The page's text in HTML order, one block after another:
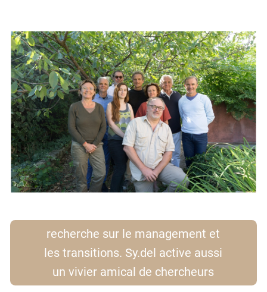
Nous ne sommes pas seulement
une équipe dʼintervention, nous
recherche sur le management et
les transitions. Sy.del active aussi
un vivier amical de chercheurs